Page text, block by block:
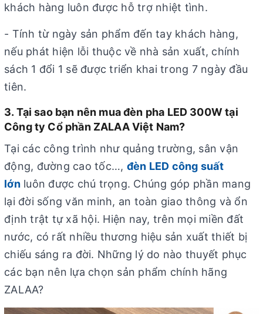
khách hàng luôn được hỗ trợ nhiệt tình.
- Tính từ ngày sản phẩm đến tay khách hàng,
nếu phát hiện lỗi thuộc về nhà sản xuất, chính
sách 1 đổi 1 sẽ được triển khai trong 7 ngày đầu
tiên.
3. Tại sao bạn nên mua đèn pha LED 300W tại
Công ty Cổ phần ZALAA Việt Nam?
Tại các công trình như quảng trường, sân vận
động, đường cao tốc…, đèn LED công suất
lớnluôn được chú trọng. Chúng góp phần mang
lại đời sống văn minh, an toàn giao thông và ổn
định trật tự xã hội. Hiện nay, trên mọi miền đất
nước, có rất nhiều thương hiệu sản xuất thiết bị
chiếu sáng ra đời. Những lý do nào thuyết phục
các bạn nên lựa chọn sản phẩm chính hãng
ZALAA?